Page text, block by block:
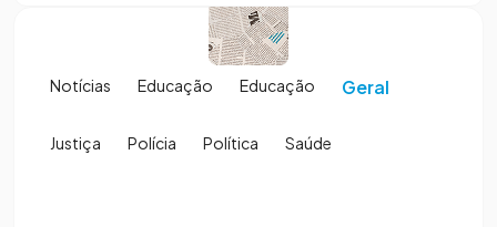
Notícias Educação Educação Geral
Justiça Polícia Política Saúde